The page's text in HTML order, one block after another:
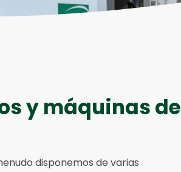
y máquinas de
disponemos de varias